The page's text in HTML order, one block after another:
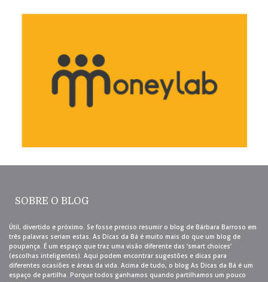
SOBRE O BLOG
Útil, divertido e próximo. Se fosse preciso resumir o blog de Bárbara Barroso em
três palavras seriam estas. As Dicas da Bá é muito mais do que um blog de
poupança. É um espaço que traz uma visão diferente das ‘smart choices’
(escolhas inteligentes). Aqui podem encontrar sugestões e dicas para
diferentes ocasiões e áreas da vida. Acima de tudo, o blog As Dicas da Bá é um
espaço de partilha. Porque todos ganhamos quando partilhamos um pouco